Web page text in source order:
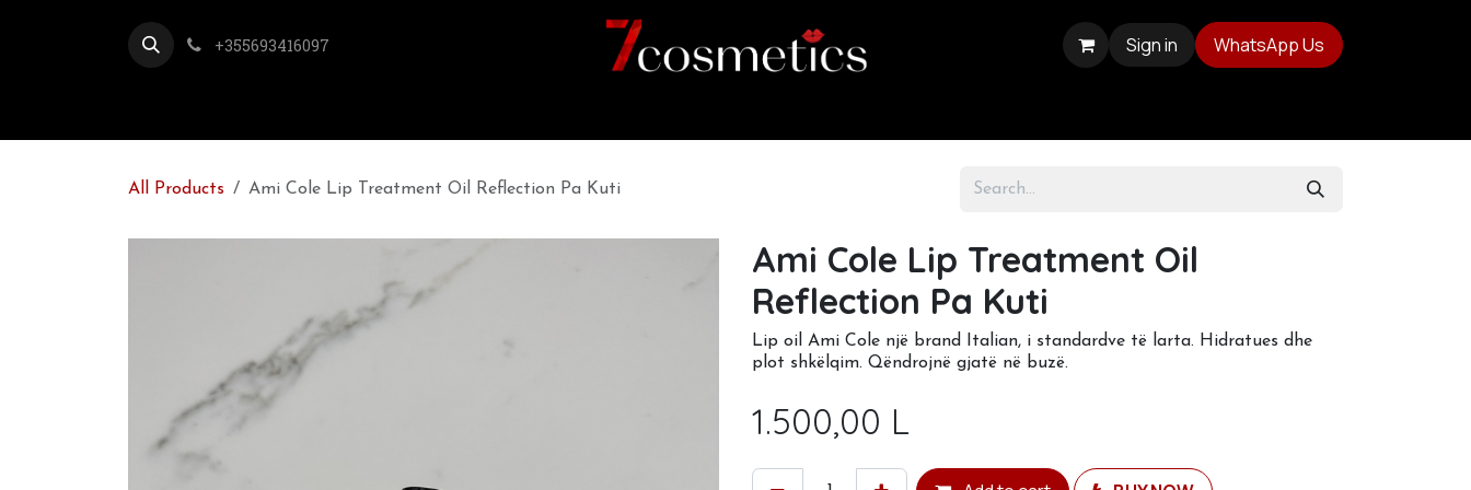
+355693416097 Sign in WhatsApp Us
All Products Ami Cole Lip Treatment Oil Reflection Pa Kuti
Ami Cole Lip Treatment Oil
Reflection Pa Kuti
Lip oil Ami Cole një brand Italian, i standardve të larta. Hidratues dhe
plot shkëlqim. Qëndrojnë gjatë në buzë.
1.500,00 L